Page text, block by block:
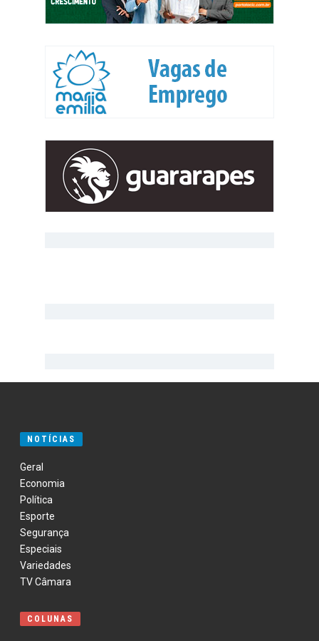
NOTÍCIAS
Geral
Economia
Política
Esporte
Segurança
Especiais
Variedades
TV Câmara
COLUNAS